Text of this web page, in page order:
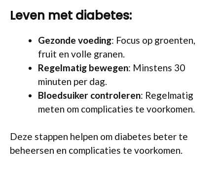
Leven met diabetes:
Gezonde voeding: Focus op groenten,
fruit en volle granen.
Regelmatig bewegen: Minstens 30
minuten per dag.
Bloedsuiker controleren: Regelmatig
meten om complicaties te voorkomen.
Deze stappen helpen om diabetes beter te
beheersen en complicaties te voorkomen.